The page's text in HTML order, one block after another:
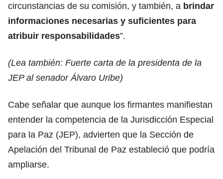
circunstancias de su comisión, y también, a brindar
informaciones necesarias y suficientes para
atribuir responsabilidades”.
(Lea también: Fuerte carta de la presidenta de la
JEP al senador Álvaro Uribe)
Cabe señalar que aunque los firmantes manifiestan
entender la competencia de la Jurisdicción Especial
para la Paz (JEP), advierten que la Sección de
Apelación del Tribunal de Paz estableció que podría
ampliarse.